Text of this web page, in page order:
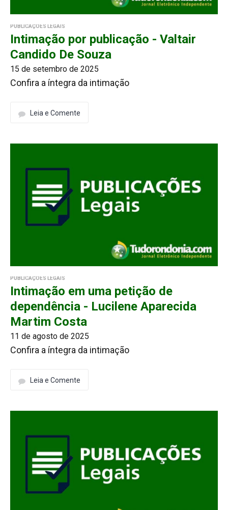
PUBLICAÇÕES LEGAIS
Intimação por publicação - Valtair
Candido De Souza
15 de setembro de 2025
Confira a íntegra da intimação
Leia e Comente
PUBLICAÇÕES LEGAIS
Intimação em uma petição de
dependência - Lucilene Aparecida
Martim Costa
11 de agosto de 2025
Confira a íntegra da intimação
Leia e Comente